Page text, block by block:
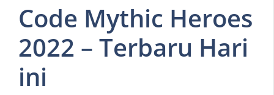
Code Mythic Heroes
2022 – Terbaru Hari
ini